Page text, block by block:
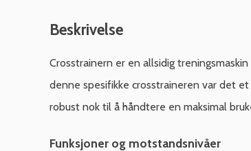
Beskrivelse
Crosstrainern er en allsidig
denne spesifikke crosstraineren var det
robust nok til å håndtere en maksimal
Funksjoner og motstandsnivåer